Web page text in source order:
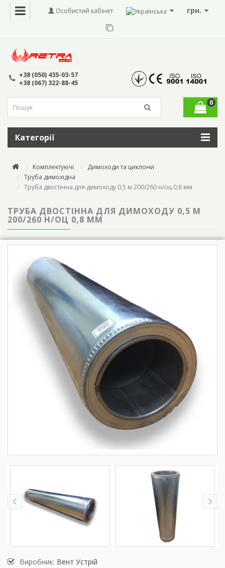
грн.
Особистий кабінет
+38 (050) 435-03-57
+38 (067) 322-88-45
0
Категорії
Комплектуючі
Димоходи та циклони
Труба димохідна
Труба двостінна для димоходу 0,5 м 200/260 н/оц 0,8 мм
ТРУБА ДВОСТІННА ДЛЯ ДИМОХОДУ 0,5 М
200/260 Н/ОЦ 0,8 ММ
Виробник: Вент Устрій